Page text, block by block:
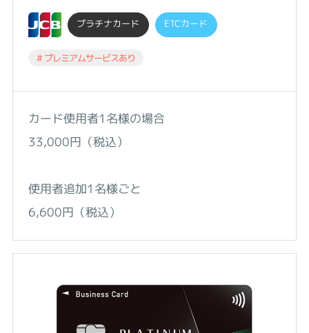
プラチナカード ETCカード
# プレミアムサービスあり
カード使用者1名様の場合
33,000円（税込）
使用者追加1名様ごと
6,600円（税込）